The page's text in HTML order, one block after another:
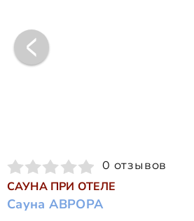
0 отзывов
САУНА ПРИ ОТЕЛЕ
Сауна АВРОРА